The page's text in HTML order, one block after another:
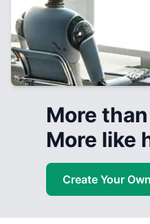
More
More like
Create Your Own